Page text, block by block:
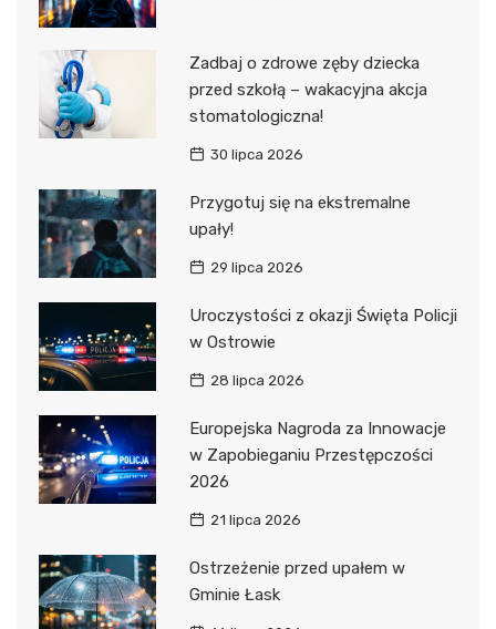
Zadbaj o zdrowe zęby dziecka
przed szkołą – wakacyjna akcja
stomatologiczna!
30 lipca 2026
Przygotuj się na ekstremalne
upały!
29 lipca 2026
Uroczystości z okazji Święta Policji
w Ostrowie
28 lipca 2026
Europejska Nagroda za Innowacje
w Zapobieganiu Przestępczości
2026
21 lipca 2026
Ostrzeżenie przed upałem w
Gminie Łask